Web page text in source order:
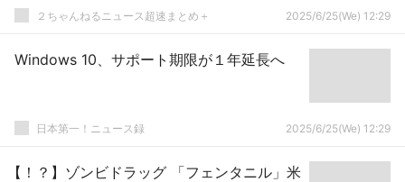
２ちゃんねるニュース超速まとめ＋ 2025/6/25(We) 12:29
Windows 10、サポート期限が１年延長へ
日本第一！ニュース録 2025/6/25(We) 12:29
【！？】ゾンビドラッグ 「フェンタニル」米